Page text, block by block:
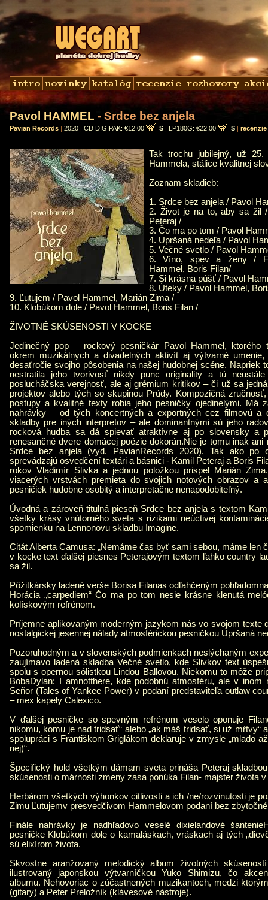
Pavol HAMMEL - Srdce bez anjela
Pavian Records | 2020 | CD DIGIPAK: €12,00 S | LP180G: €22,00 S | recenzie
Tak trochu jubilejný, už
Hammela, stálice kvalitnej
Zoznam skladieb:
1. Srdce bez anjela / Pavol
2. Život je na to, aby sa žil
Peteraj /
3. Čo ma po tom / Pavol
4. Upršaná nedeľa / Pavol
5. Večné svetlo / Pavol
6. Víno, spev a ženy /
Hammel, Boris Filan/
7. Si krásna púšť / Pavol
8. Úteky / Pavol Hammel,
9. Ľutujem / Pavol Hammel, Marián Zima /
10. Klobúkom dole / Pavol Hammel, Boris Filan /
ŽIVOTNÉ SKÚSENOSTI V KOCKE
Jedinečný pop – rockový pesničkár Pavol Hammel, ktorého
okrem muzikálnych a divadelných aktivít aj výtvarné umenie,
desaťročie svojho pôsobenia na našej hudobnej scéne. Napriek
nestratila jeho tvorivosť nikdy punc originality a tú
poslucháčska verejnosť, ale aj grémium kritikov – či už sa
projektov alebo tých so skupinou Prúdy. Kompozičná
postupy a kvalitné texty robia jeho pesničky ojedinelými. Má
nahrávky – od tých koncertných a exportných cez filmovú a
skladby pre iných interpretov – ale dominantnými sú jeho
rocková hudba sa dá spievať atraktívne aj po slovensky a
renesančné dvere domácej poézie dokorán.Nie je tomu inak ani
Srdce bez anjela (vyd. PavianRecords 2020). Tak ako po
sprevádzajú osvedčení textári a básnici - Kamil Peteraj a Boris
rokov Vladimír Slivka a jednou položkou prispel Marián
viacerých vrstvách premieta do svojich notových obrazov a
pesničiek hudobne osobitý a interpretačne nenapodobiteľný.
Úvodná a zároveň titulná pieseň Srdce bez anjela s textom
všetky krásy vnútorného sveta s rizikami neúctivej
spomienku na Lennonovu skladbu Imagine.
Citát Alberta Camusa: „Nemáme čas byť sami sebou, máme len
v kocke text ďalšej piesnes Peterajovým textom ľahko country
sa žil.
Pôžitkársky ladené verše Borisa Filanas odľahčeným
Horácia „carpediem“ Čo ma po tom nesie krásne klenutá
kolískovým refrénom.
Príjemne aplikovaným moderným jazykom nás vo svojom texte
nostalgickej jesennej nálady atmosférickou pesničkou Upršaná
Pozoruhodným a v slovenských podmienkach neslýchaným
zaujímavo ladená skladba Večné svetlo, kde Slivkov text
spolu s opernou sólistkou Lindou Ballovou. Niekomu to môže
BobaDylan: I amnotthere, kde podobnú atmosféru, ale v inom
Señor (Tales of Yankee Power) v podaní predstaviteľa outlaw
– mex kapely Calexico.
V ďalšej pesničke so spevným refrénom veselo oponuje
nikomu, komu je nad tridsať“ alebo „ak máš tridsať, si už mŕtvy“
spolupráci s Františkom Griglákom deklaruje v zmysle „mlado
nej)“.
Špecifický hold všetkým dámam sveta prináša Peteraj
skúsenosti o márnosti zmeny zasa ponúka Filan- majster života
Herbárom všetkých výhonkov citlivosti a ich /ne/rozvinutosti je
Zimu Ľutujemv presvedčivom Hammelovom podaní bez
Finále nahrávky je nadhľadovo veselé dixielandové
pesničke Klobúkom dole o kamaláskach, vráskach aj tých
sú elixírom života.
Skvostne aranžovaný melodický album životných
ilustrovaný japonskou výtvarníčkou Yuko Shimizu, čo
albumu. Nehovoriac o zúčastnených muzikantoch, medzi
(gitary) a Peter Preložník (klávesové nástroje).